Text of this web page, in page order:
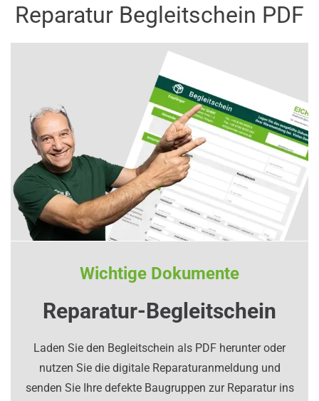
Reparatur Begleitschein PDF
Wichtige Dokumente
Reparatur-Begleitschein
Laden Sie den Begleitschein als PDF herunter oder
nutzen Sie die digitale Reparaturanmeldung und
senden Sie Ihre defekte Baugruppen zur Reparatur ins